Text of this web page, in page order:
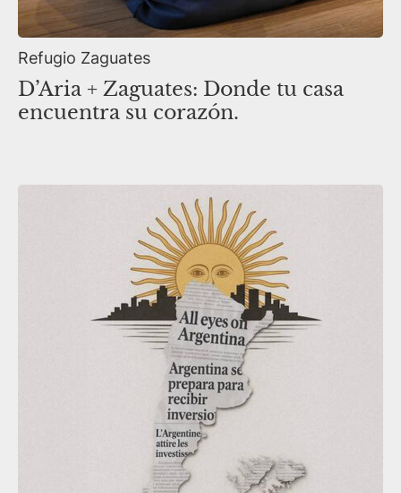
Refugio Zaguates
D’Aria + Zaguates: Donde tu casa
encuentra su corazón.